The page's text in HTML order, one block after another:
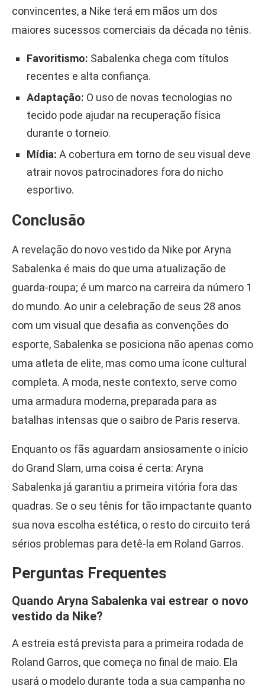
convincentes, a Nike terá em mãos um dos
maiores sucessos comerciais da década no tênis.
Favoritismo: Sabalenka chega com títulos
recentes e alta confiança.
Adaptação: O uso de novas tecnologias no
tecido pode ajudar na recuperação física
durante o torneio.
Mídia: A cobertura em torno de seu visual deve
atrair novos patrocinadores fora do nicho
esportivo.
Conclusão
A revelação do novo vestido da Nike por Aryna
Sabalenka é mais do que uma atualização de
guarda-roupa; é um marco na carreira da número 1
do mundo. Ao unir a celebração de seus 28 anos
com um visual que desafia as convenções do
esporte, Sabalenka se posiciona não apenas como
uma atleta de elite, mas como uma ícone cultural
completa. A moda, neste contexto, serve como
uma armadura moderna, preparada para as
batalhas intensas que o saibro de Paris reserva.
Enquanto os fãs aguardam ansiosamente o início
do Grand Slam, uma coisa é certa: Aryna
Sabalenka já garantiu a primeira vitória fora das
quadras. Se o seu tênis for tão impactante quanto
sua nova escolha estética, o resto do circuito terá
sérios problemas para detê-la em Roland Garros.
Perguntas Frequentes
Quando Aryna Sabalenka vai estrear o novo
vestido da Nike?
A estreia está prevista para a primeira rodada de
Roland Garros, que começa no final de maio. Ela
usará o modelo durante toda a sua campanha no